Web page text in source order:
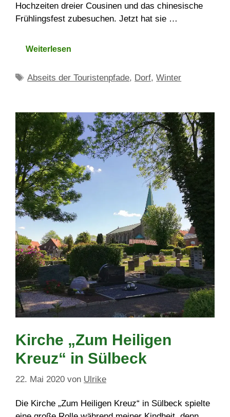
Hochzeiten dreier Cousinen und das chinesische
Frühlingsfest zubesuchen. Jetzt hat sie …
Weiterlesen
Schlagwörter
Abseits der Touristenpfade, Dorf,Winter
Kirche „Zum Heiligen
Kreuz“ in Sülbeck
22. Mai 2020 von Ulrike
Die Kirche „Zum Heiligen Kreuz“ in Sülbeck spielte